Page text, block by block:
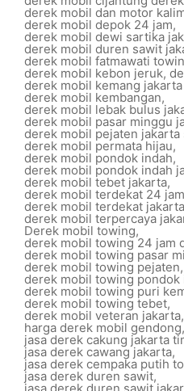
derek mobil dan motor
derek mobil depok 24 jam,
derek mobil dewi sartika
derek mobil duren sawit
derek mobil fatmawati
derek mobil kebon jeruk,
derek mobil kemang
derek mobil kembangan,
derek mobil lebak bulus
derek mobil pasar minggu
derek mobil pejaten jakarta
derek mobil permata hijau,
derek mobil pondok indah,
derek mobil pondok indah
derek mobil tebet jakarta,
derek mobil terdekat 24 jam
derek mobil terdekat jakarta
derek mobil terpercaya
Derek mobil towing,
derek mobil towing 24 jam
derek mobil towing pasar
derek mobil towing pejaten,
derek mobil towing pondok
derek mobil towing puri
derek mobil towing tebet,
derek mobil veteran jakarta,
harga derek mobil gendong,
jasa derek cakung jakarta
jasa derek cawang jakarta,
jasa derek cempaka putih
jasa derek duren sawit,